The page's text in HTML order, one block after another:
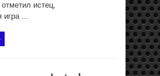
истец,
игра ...